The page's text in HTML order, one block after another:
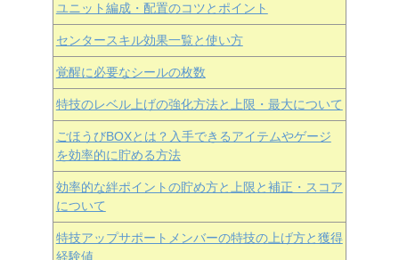
ユニット編成・配置のコツとポイント
センタースキル効果一覧と使い方
覚醒に必要なシールの枚数
特技のレベル上げの強化方法と上限・最大について
ごほうびBOXとは？入手できるアイテムやゲージ
を効率的に貯める方法
効率的な絆ポイントの貯め方と上限と補正・スコア
について
特技アップサポートメンバーの特技の上げ方と獲得
経験値